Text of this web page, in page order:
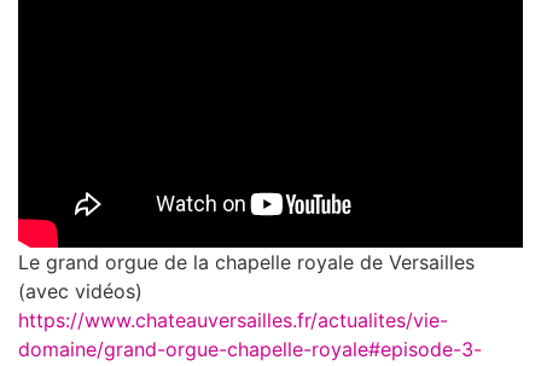
Le grand orgue de la chapelle royale de Versailles
(avec vidéos)
https://www.chateauversailles.fr/actualites/vie-
domaine/grand-orgue-chapelle-royale#episode-3-